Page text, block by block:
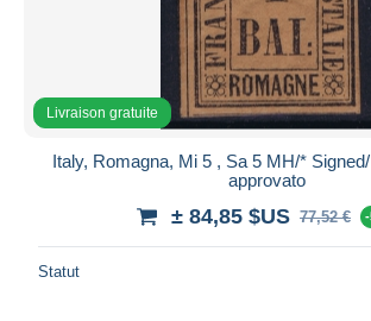
Livraison gratuite
Italy, Romagna, Mi 5 , Sa 5 MH/*
approvato
± 84,85 $US 77,52 €
Statut